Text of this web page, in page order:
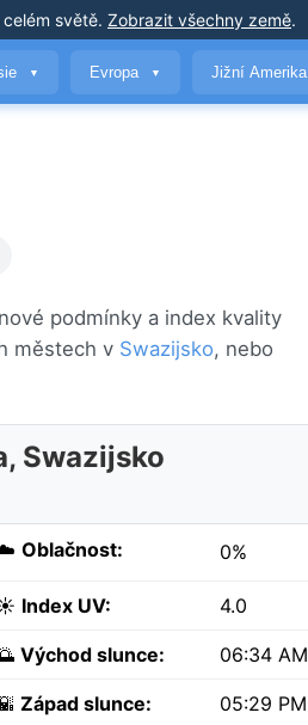
světě. Zobrazit všechny země.
▼ Evropa ▼ Jižní Amerika
podmínky a index kvality
městech v Swazijsko, nebo
Swazijsko
Oblačnost: 0%
Index UV: 4.0
Východ slunce: 06:34 AM
Západ slunce: 05:29 PM